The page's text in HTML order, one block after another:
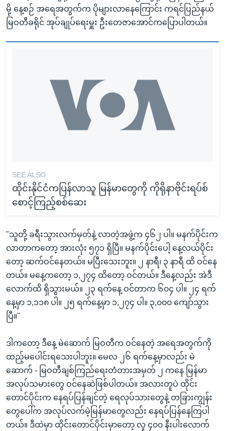
မို့ နေ့စဉ် အရေအတွက်က ပိုများလာနေကြောင်း ကရင်ပြည်နယ်
မြဝတီခရိုင် အုပ်ချုပ်ရေးမှူး ဦးတေဇာအောင်ကပြောပါတယ်။
SEE ALSO:
ထိုင်းနိုင်ငံကပြန်လာသူ မြန်မာတွေကို ကိုရိုနာဗိုင်းရပ်စ်
စောင့်ကြည့်စစ်ဆေး
"သူတို့ ခရီးသွားလက်မှတ်နဲ့ လာတဲ့အဖွဲ့က ၄၆၂ ပါ။ မနက်ပိုင်းက
လာတာကတော့ အားလုံး ၅၇၁ ရှိပြီ။ မနက်ပိုင်းပေါ့ နေ့လယ်ပိုင်း
တော့ ဆက်ဝင်နေတယ်။ မပြီးသေးဘူး။ ၂ နာရီ၊ ၃ နာရီ ထိ ဝင်နေ
တယ်။ မနေ့ကတော့ ၁,၂၇၄ ထိတော့ ဝင်တယ်။ ဒီနေ့လည်း အဲဒီ
လောက်ထိ ရှိသွားမယ်။ ၂၃ ရက်နေ့ ဝင်တာက ၆၀၄ ပါ။ ၂၄ ရက်
နေ့မှာ ၁,၁၁၈ ပါ။ ၂၅ ရက်နေ့မှာ ၁,၂၇၄ ပါ။ ၃,၀၀၀ ကျော်သွား
ပြီ။"
ဒါကတော့ ဒီနေ့ မဲဆောက် မြဝတီက ဝင်နေတဲ့ အရေအတွက်ကို
ထည့်မပေါင်းရသေးပါဘူး။ မေလ ၂၆ ရက်နေ့မှာလည်း မဲ
ဆောက် - မြဝတီချစ်ကြည်ရေးတံတားအမှတ် ၂ ကနေ မြန်မာ
အလုပ်သမားတွေ ဝင်နေဆဲဖြစ်ပါတယ်။ အလားတူပဲ ထိုင်း
တောင်ပိုင်းက နေရပ်ပြန်ချင်တဲ့ ရေလုပ်သားတွေနဲ့ တခြားကျွန်း
တွေပေါ်က အလုပ်လက်မဲ့မြန်မာတွေလည်း နေရပ်ပြန်နေကြပါ
တယ်။ ဒီထဲမှာ ထိုင်းတောင်ပိုင်းမှာတော့ လူ ၄၀၀ နီးပါးလောက်